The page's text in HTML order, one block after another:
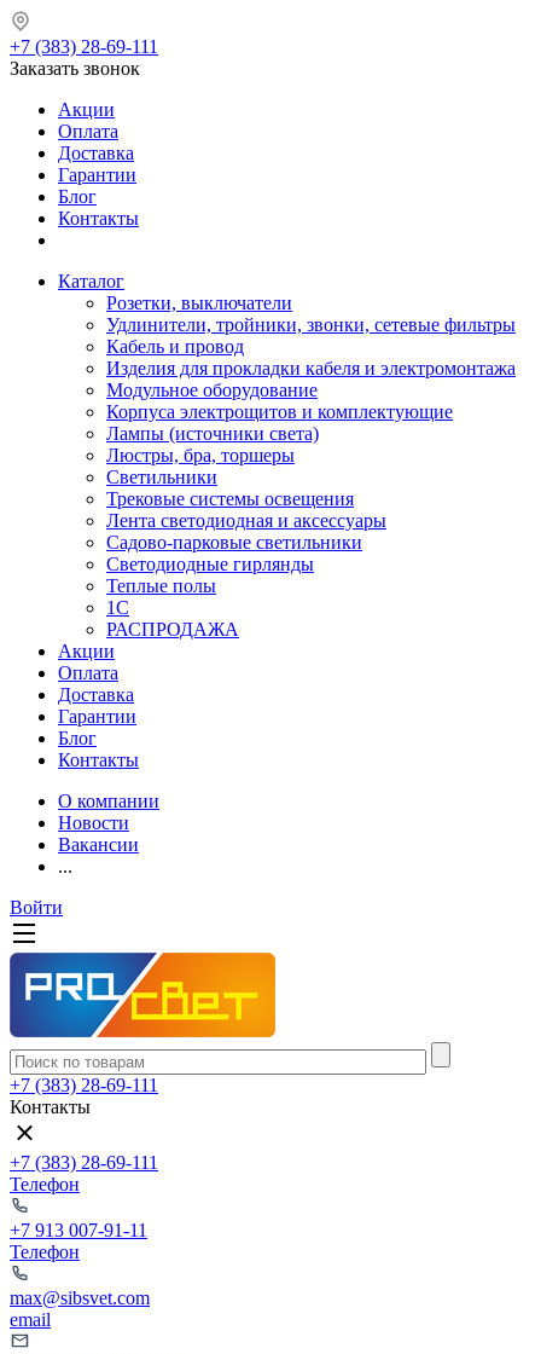
+7 (383) 28-69-111
Заказать звонок
Акции
Оплата
Доставка
Гарантии
Блог
Контакты
Каталог
Розетки, выключатели
Удлинители, тройники, звонки, сетевые фильтры
Кабель и провод
Изделия для прокладки кабеля и электромонтажа
Модульное оборудование
Корпуса электрощитов и комплектующие
Лампы (источники света)
Люстры, бра, торшеры
Светильники
Трековые системы освещения
Лента светодиодная и аксессуары
Садово-парковые светильники
Светодиодные гирлянды
Теплые полы
1С
РАСПРОДАЖА
Акции
Оплата
Доставка
Гарантии
Блог
Контакты
О компании
Новости
Вакансии
...
Войти
+7 (383) 28-69-111
Контакты
+7 (383) 28-69-111
Телефон
+7 913 007-91-11
Телефон
max@sibsvet.com
email